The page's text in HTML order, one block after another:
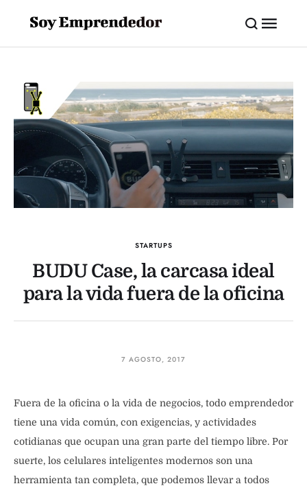
STARTUPS
BUDU Case, la carcasa ideal
para la vida fuera de la oficina
7 AGOSTO, 2017
Fuera de la oficina o la vida de negocios, todo emprendedor
tiene una vida común, con exigencias, y actividades
cotidianas que ocupan una gran parte del tiempo libre. Por
suerte, los celulares inteligentes modernos son una
herramienta tan completa, que podemos llevar a todos